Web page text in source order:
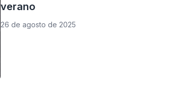
verano
26 de agosto de 2025